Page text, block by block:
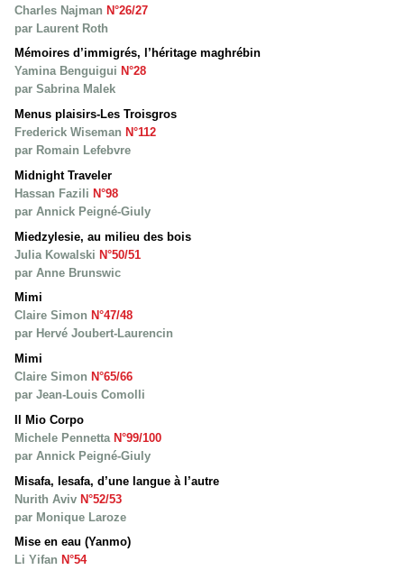
Charles Najman N°26/27
par Laurent Roth
Mémoires d’immigrés, l’héritage maghrébin
Yamina Benguigui N°28
par Sabrina Malek
Menus plaisirs-Les Troisgros
Frederick Wiseman N°112
par Romain Lefebvre
Midnight Traveler
Hassan Fazili N°98
par Annick Peigné-Giuly
Miedzylesie, au milieu des bois
Julia Kowalski N°50/51
par Anne Brunswic
Mimi
Claire Simon N°47/48
par Hervé Joubert-Laurencin
Mimi
Claire Simon N°65/66
par Jean-Louis Comolli
Il Mio Corpo
Michele Pennetta N°99/100
par Annick Peigné-Giuly
Misafa, lesafa, d’une langue à l’autre
Nurith Aviv N°52/53
par Monique Laroze
Mise en eau (Yanmo)
Li Yifan N°54